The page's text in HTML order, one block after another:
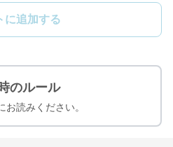
に追加する
のルール
お読みください。